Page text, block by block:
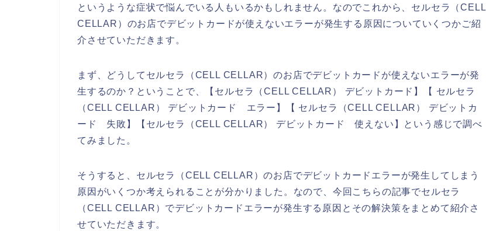
というような症状で悩んでいる人もいるかもしれません。なのでこれから、セルセラ（CELL
CELLAR）のお店でデビットカードが使えないエラーが発生する原因についていくつかご紹
介させていただきます。
まず、どうしてセルセラ（CELL CELLAR）のお店でデビットカードが使えないエラーが発
生するのか？ということで、【セルセラ（CELL CELLAR） デビットカード】【 セルセラ
（CELL CELLAR） デビットカード エラー】【 セルセラ（CELL CELLAR） デビットカ
ード 失敗】【セルセラ（CELL CELLAR） デビットカード 使えない】という感じで調べ
てみました。
そうすると、セルセラ（CELL CELLAR）のお店でデビットカードエラーが発生してしまう
原因がいくつか考えられることが分かりました。なので、今回こちらの記事でセルセラ
（CELL CELLAR）でデビットカードエラーが発生する原因とその解決策をまとめて紹介さ
せていただきます。